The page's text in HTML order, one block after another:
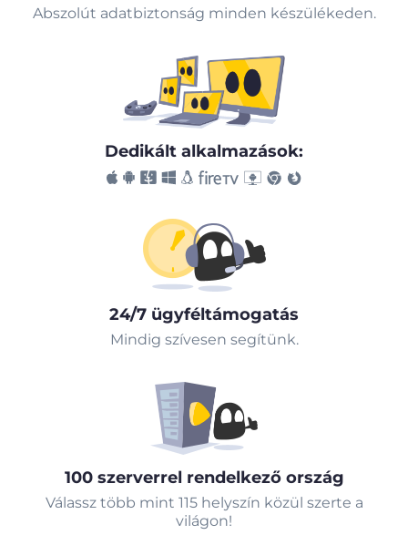
Abszolút adatbiztonság minden készülékeden.
Dedikált alkalmazások:
24/7 ügyféltámogatás
Mindig szívesen segítünk.
100 szerverrel rendelkező ország
Válassz több mint 115 helyszín közül szerte a
világon!